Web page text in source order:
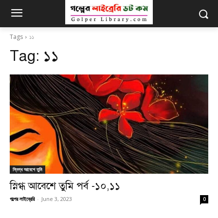
Tags ১১
Tag: ১১
স্নিগ্ধ আবেশে তুমি
স্নিগ্ধ আবেশে তুমি পর্ব -১০,১১
গল্পের লাইব্রেরি - June 3, 2023 0